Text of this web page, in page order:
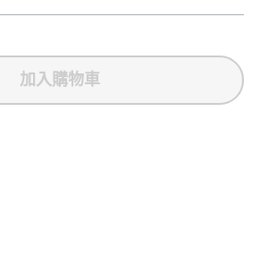
CONTACT US
加入購物車